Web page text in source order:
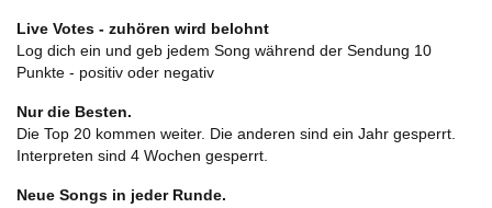
Live Votes - zuhören wird belohnt
Log dich ein und geb jedem Song während der Sendung 10
Punkte - positiv oder negativ
Nur die Besten.
Die Top 20 kommen weiter. Die anderen sind ein Jahr gesperrt.
Interpreten sind 4 Wochen gesperrt.
Neue Songs in jeder Runde.